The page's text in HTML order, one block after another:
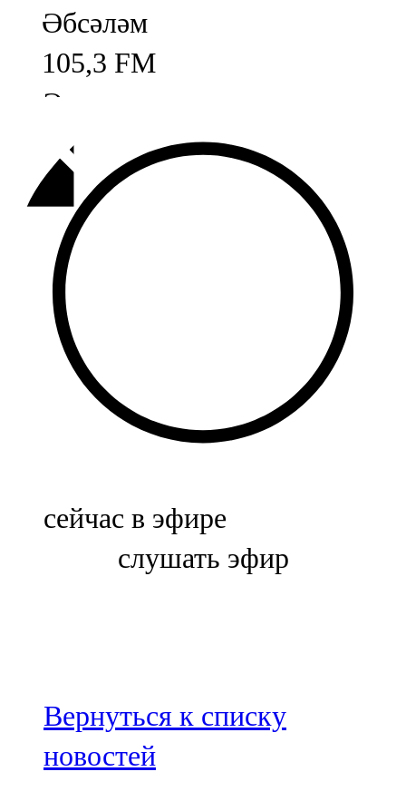
Әбсәләм
105,3 FM
Әлмәт
92,9 FM
Базарлы матак
107,1 FM
Балык бистәсе
104,9 FM
Баулы
107,5 FM
Биләр
Болгар
100,3 FM
Зәй
106,6 FM
сейчас в эфире
слушать эфир
Вернуться к списку
новостей